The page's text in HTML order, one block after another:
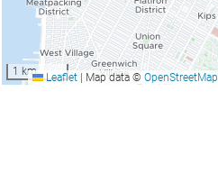
1 km Leaflet Map data © OpenStreetMap